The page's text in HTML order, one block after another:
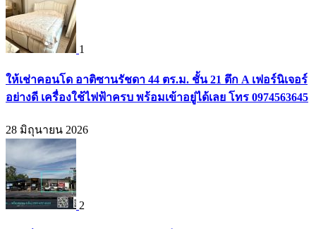
1
ให้เช่าคอนโด อาติซานรัชดา 44 ตร.ม. ชั้น 21 ตึก A เฟอร์นิเจอร์
อย่างดี เครื่องใช้ไฟฟ้าครบ พร้อมเข้าอยู่ได้เลย โทร 0974563645
28 มิถุนายน 2026
2